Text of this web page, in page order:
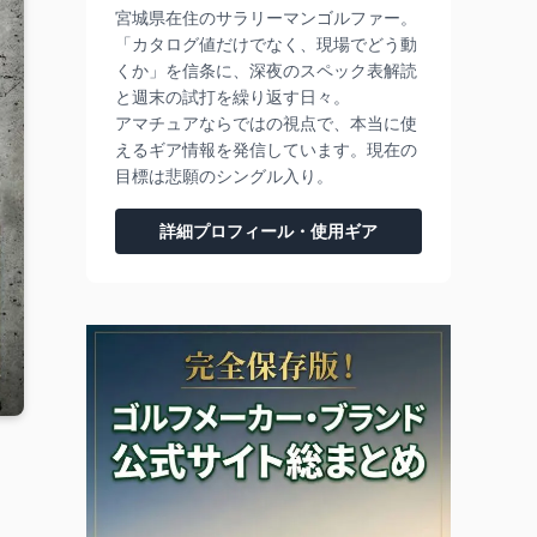
宮城県在住のサラリーマンゴルファー。
「カタログ値だけでなく、現場でどう動
くか」を信条に、深夜のスペック表解読
と週末の試打を繰り返す日々。
アマチュアならではの視点で、本当に使
えるギア情報を発信しています。現在の
目標は悲願のシングル入り。
詳細プロフィール・使用ギア